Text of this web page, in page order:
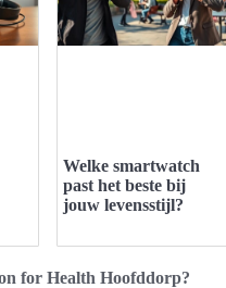
Welke smartwatch
past het beste bij
jouw levensstijl?
for Health Hoofddorp?